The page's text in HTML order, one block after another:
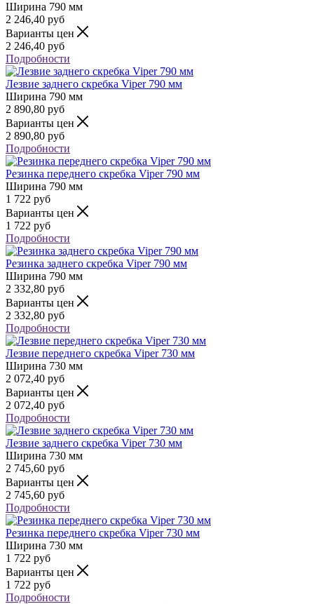
Ширина 790 мм
2 246,40 руб
Варианты цен
2 246,40 руб
Подробности
Лезвие заднего скребка Viper 790 мм
Ширина 790 мм
2 890,80 руб
Варианты цен
2 890,80 руб
Подробности
Резинка переднего скребка Viper 790 мм
Ширина 790 мм
1 722 руб
Варианты цен
1 722 руб
Подробности
Резинка заднего скребка Viper 790 мм
Ширина 790 мм
2 332,80 руб
Варианты цен
2 332,80 руб
Подробности
Лезвие переднего скребка Viper 730 мм
Ширина 730 мм
2 072,40 руб
Варианты цен
2 072,40 руб
Подробности
Лезвие заднего скребка Viper 730 мм
Ширина 730 мм
2 745,60 руб
Варианты цен
2 745,60 руб
Подробности
Резинка переднего скребка Viper 730 мм
Ширина 730 мм
1 722 руб
Варианты цен
1 722 руб
Подробности